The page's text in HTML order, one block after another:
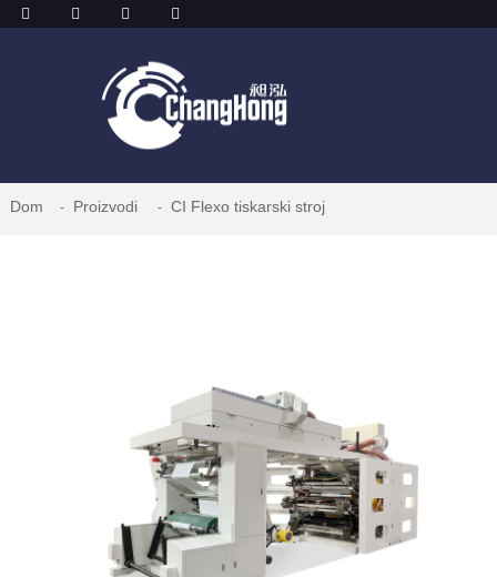
Dom Proizvodi CI Flexo tiskarski stroj